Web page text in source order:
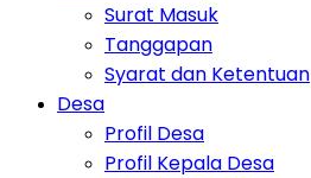
Surat Masuk
Tanggapan
Syarat dan Ketentuan
Desa
Profil Desa
Profil Kepala Desa